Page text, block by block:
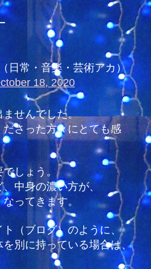
常・音楽・芸術アカ）
18, 2020
せんでした。
さった方々にとても感
でしょう。
、中身の濃い方が、
ってきます。
（ブログ）のように、
を別に持っている場合は、